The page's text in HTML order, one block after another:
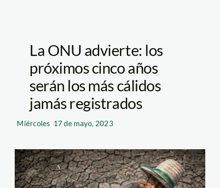
La ONU advierte: los
próximos cinco años
serán los más cálidos
jamás registrados
Miércoles 17 de mayo, 2023